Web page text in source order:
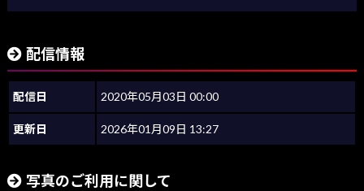
配信情報
配信日 2020年05月03日 00:00
更新日 2026年01月09日 13:27
写真のご利用に関して